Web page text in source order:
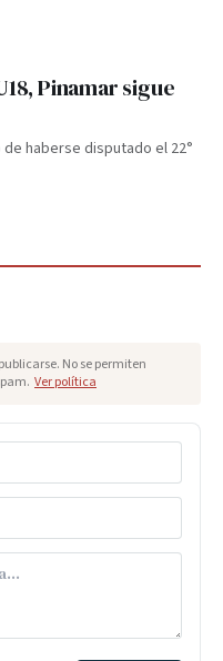
Pinamar sigue
haberse disputado el 22°
No se permiten
Ver política